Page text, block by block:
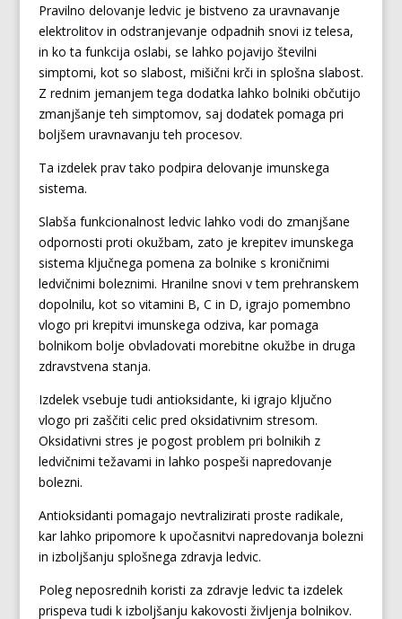
Pravilno delovanje ledvic je bistveno za uravnavanje
elektrolitov in odstranjevanje odpadnih snovi iz telesa,
in ko ta funkcija oslabi, se lahko pojavijo številni
simptomi, kot so slabost, mišični krči in splošna slabost.
Z rednim jemanjem tega dodatka lahko bolniki občutijo
zmanjšanje teh simptomov, saj dodatek pomaga pri
boljšem uravnavanju teh procesov.
Ta izdelek prav tako podpira delovanje imunskega
sistema.
Slabša funkcionalnost ledvic lahko vodi do zmanjšane
odpornosti proti okužbam, zato je krepitev imunskega
sistema ključnega pomena za bolnike s kroničnimi
ledvičnimi boleznimi. Hranilne snovi v tem prehranskem
dopolnilu, kot so vitamini B, C in D, igrajo pomembno
vlogo pri krepitvi imunskega odziva, kar pomaga
bolnikom bolje obvladovati morebitne okužbe in druga
zdravstvena stanja.
Izdelek vsebuje tudi antioksidante, ki igrajo ključno
vlogo pri zaščiti celic pred oksidativnim stresom.
Oksidativni stres je pogost problem pri bolnikih z
ledvičnimi težavami in lahko pospeši napredovanje
bolezni.
Antioksidanti pomagajo nevtralizirati proste radikale,
kar lahko pripomore k upočasnitvi napredovanja bolezni
in izboljšanju splošnega zdravja ledvic.
Poleg neposrednih koristi za zdravje ledvic ta izdelek
prispeva tudi k izboljšanju kakovosti življenja bolnikov.